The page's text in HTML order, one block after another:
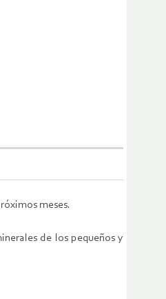
meses.
de los pequeños y